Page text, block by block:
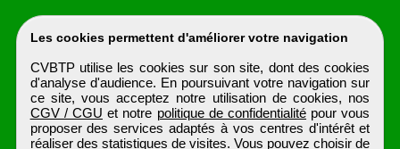
Les cookies permettent d'améliorer votre navigation
CVBTP utilise les cookies sur son site, dont des cookies
d'analyse d'audience. En poursuivant votre navigation sur
ce site, vous acceptez notre utilisation de cookies, nos
CGV / CGU et notre politique de confidentialité pour vous
proposer des services adaptés à vos centres d'intérêt et
réaliser des statistiques de visites. Vous pouvez choisir de